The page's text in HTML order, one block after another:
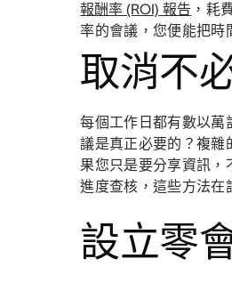
報酬率 (ROI) 報告 ，耗
率的會議，您便能把時
取消不
每個工作日都有數以萬
議是真正必要的？複雜
果您只是要分享資訊，
進度查核，這些方法在
設立零